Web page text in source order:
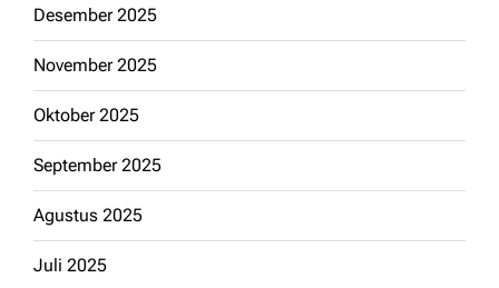
Desember 2025
November 2025
Oktober 2025
September 2025
Agustus 2025
Juli 2025